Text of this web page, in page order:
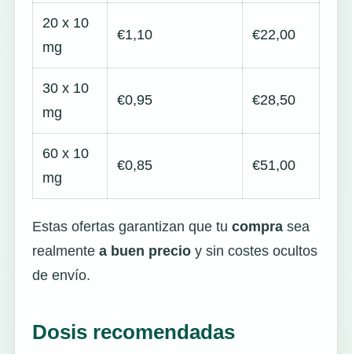
20 x 10
mg
€1,10 €22,00
30 x 10
mg
€0,95 €28,50
60 x 10
mg
€0,85 €51,00
Estas ofertas garantizan que tu comprasea
realmente a buen precioy sin costes ocultos
de envío.
Dosis recomendadas